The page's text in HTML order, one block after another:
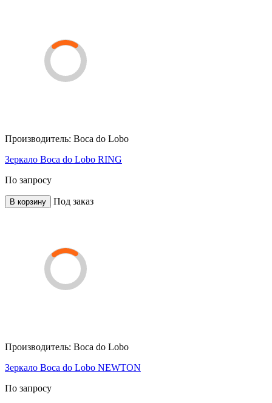
Производитель: Boca do Lobo
Зеркало Boca do Lobo RING
По запросу
В корзину Под заказ
Производитель: Boca do Lobo
Зеркало Boca do Lobo NEWTON
По запросу